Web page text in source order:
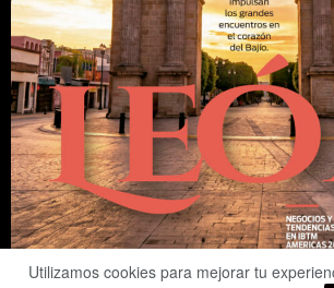
Utilizamos cookies para mejorar tu